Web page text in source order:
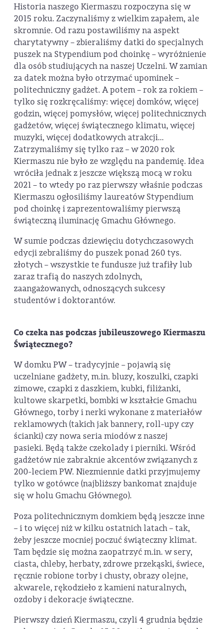
Historia naszego Kiermaszu rozpoczyna się w
2015 roku. Zaczynaliśmy z wielkim zapałem, ale
skromnie. Od razu postawiliśmy na aspekt
charytatywny – zbieraliśmy datki do specjalnych
puszek na Stypendium pod choinkę – wyróżnienie
dla osób studiujących na naszej Uczelni. W zamian
za datek można było otrzymać upominek –
politechniczny gadżet. A potem – rok za rokiem –
tylko się rozkręcaliśmy: więcej domków, więcej
godzin, więcej pomysłów, więcej politechnicznych
gadżetów, więcej świątecznego klimatu, więcej
muzyki, więcej dodatkowych atrakcji…
Zatrzymaliśmy się tylko raz – w 2020 rok
Kiermaszu nie było ze względu na pandemię. Idea
wróciła jednak z jeszcze większą mocą w roku
2021 – to wtedy po raz pierwszy właśnie podczas
Kiermaszu ogłosiliśmy laureatów Stypendium
pod choinkę i zaprezentowaliśmy pierwszą
świąteczną iluminację Gmachu Głównego.
W sumie podczas dziewięciu dotychczasowych
edycji zebraliśmy do puszek ponad 260 tys.
złotych – wszystkie te fundusze już trafiły lub
zaraz trafią do naszych zdolnych,
zaangażowanych, odnoszących sukcesy
studentów i doktorantów.
Co czeka nas podczas jubileuszowego Kiermaszu
Świątecznego?
W domku PW – tradycyjnie – pojawią się
uczelniane gadżety, m.in. bluzy, koszulki, czapki
zimowe, czapki z daszkiem, kubki, filiżanki,
kultowe skarpetki, bombki w kształcie Gmachu
Głównego, torby i nerki wykonane z materiałów
reklamowych (takich jak bannery, roll-upy czy
ścianki) czy nowa seria miodów z naszej
pasieki. Będą także czekolady i pierniki. Wśród
gadżetów nie zabraknie akcentów związanych z
200-leciem PW. Niezmiennie datki przyjmujemy
tylko w gotówce (najbliższy bankomat znajduje
się w holu Gmachu Głównego).
Poza politechnicznym domkiem będą jeszcze inne
– i to więcej niż w kilku ostatnich latach – tak,
żeby jeszcze mocniej poczuć świąteczny klimat.
Tam będzie się można zaopatrzyć m.in. w sery,
ciasta, chleby, herbaty, zdrowe przekąski, świece,
ręcznie robione torby i chusty, obrazy olejne,
akwarele, rękodzieło z kamieni naturalnych,
ozdoby i dekoracje świąteczne.
Pierwszy dzień Kiermaszu, czyli 4 grudnia będzie